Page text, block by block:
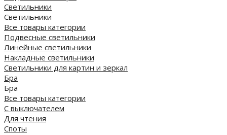
Светильники
Светильники
Все товары категории
Подвесные светильники
Линейные светильники
Накладные светильники
Светильники для картин и зеркал
Бра
Бра
Все товары категории
С выключателем
Для чтения
Споты